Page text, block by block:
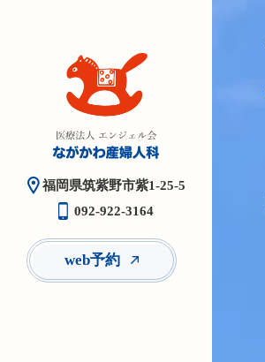
福岡県筑紫野市紫1-25-5
092-922-3164
web予約